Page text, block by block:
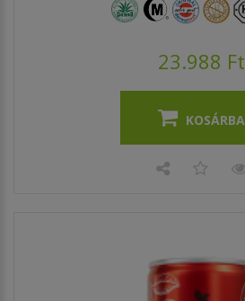
23.988 Ft
KOSÁRBA